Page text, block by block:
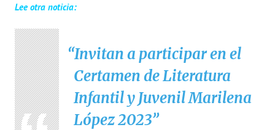
Lee otra noticia:
Invitan a participar en el
Certamen de Literatura
Infantil y Juvenil Marilena
López 2023